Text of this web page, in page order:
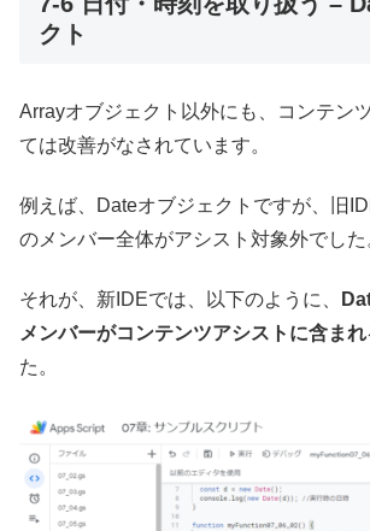
クト
Arrayオブジェクト以外にも、コンテン
ては改善がなされています。
例えば、Dateオブジェクトですが、旧
のメンバー全体がアシスト対象外でした
それが、新IDEでは、以下のように、
メンバーがコンテンツアシストに含まれ
た。